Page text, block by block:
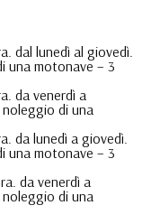
dal lunedì al giovedì.
una motonave – 3
da venerdì a
noleggio di una
da lunedì a giovedì.
una motonave – 3
da venerdì a
noleggio di una